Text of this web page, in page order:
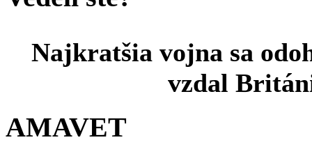
Najkratšia vojna sa
vzdal
AMAVET